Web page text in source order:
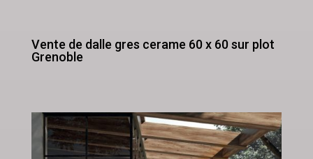
Vente de dalle gres cerame 60 x 60 sur plot
Grenoble